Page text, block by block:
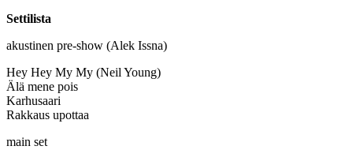
Settilista
akustinen pre-show (Alek Issna)
Hey Hey My My (Neil Young)
Älä mene pois
Karhusaari
Rakkaus upottaa
main set